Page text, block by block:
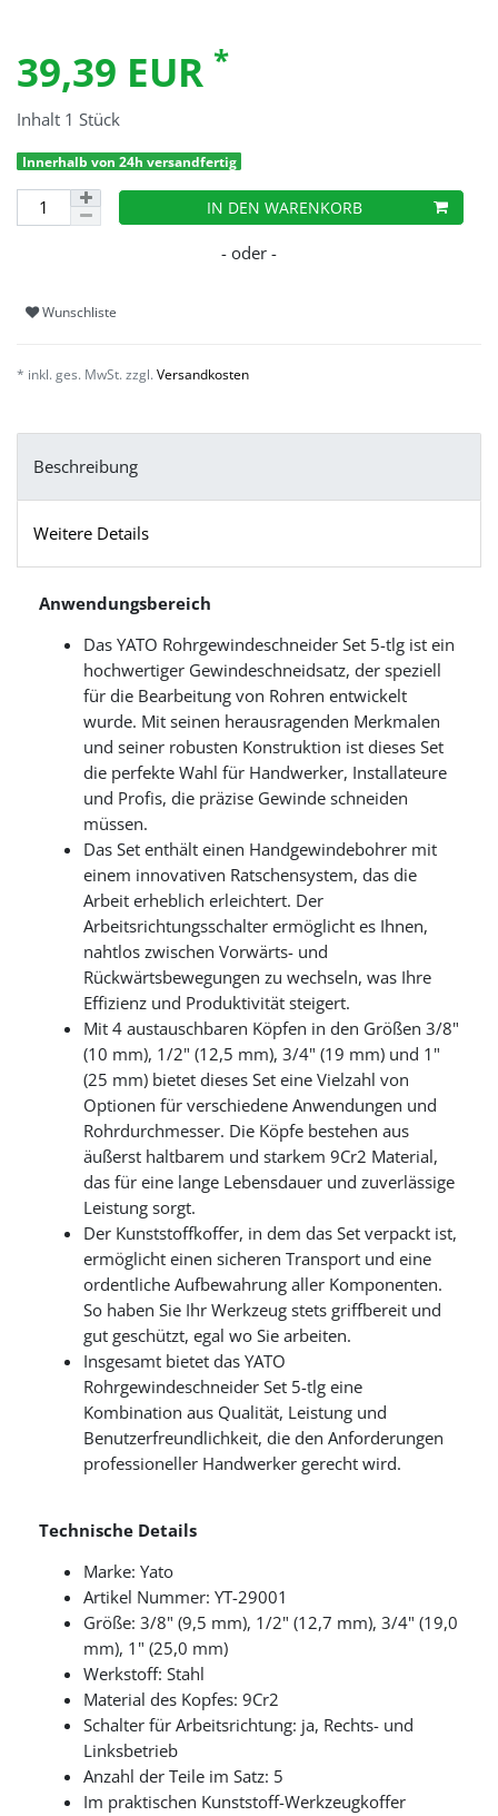
39,39 EUR *
Inhalt 1 Stück
Innerhalb von 24h versandfertig
IN DEN WARENKORB
Wunschliste
* inkl. ges. MwSt. zzgl. Versandkosten
Beschreibung
Weitere Details
Anwendungsbereich
Das YATO Rohrgewindeschneider Set 5-tlg ist ein
hochwertiger Gewindeschneidsatz, der speziell
für die Bearbeitung von Rohren entwickelt
wurde. Mit seinen herausragenden Merkmalen
und seiner robusten Konstruktion ist dieses Set
die perfekte Wahl für Handwerker, Installateure
und Profis, die präzise Gewinde schneiden
müssen.
Das Set enthält einen Handgewindebohrer mit
einem innovativen Ratschensystem, das die
Arbeit erheblich erleichtert. Der
Arbeitsrichtungsschalter ermöglicht es Ihnen,
nahtlos zwischen Vorwärts- und
Rückwärtsbewegungen zu wechseln, was Ihre
Effizienz und Produktivität steigert.
Mit 4 austauschbaren Köpfen in den Größen 3/8"
(10 mm), 1/2" (12,5 mm), 3/4" (19 mm) und 1"
(25 mm) bietet dieses Set eine Vielzahl von
Optionen für verschiedene Anwendungen und
Rohrdurchmesser. Die Köpfe bestehen aus
äußerst haltbarem und starkem 9Cr2 Material,
das für eine lange Lebensdauer und zuverlässige
Leistung sorgt.
Der Kunststoffkoffer, in dem das Set verpackt ist,
ermöglicht einen sicheren Transport und eine
ordentliche Aufbewahrung aller Komponenten.
So haben Sie Ihr Werkzeug stets griffbereit und
gut geschützt, egal wo Sie arbeiten.
Insgesamt bietet das YATO
Rohrgewindeschneider Set 5-tlg eine
Kombination aus Qualität, Leistung und
Benutzerfreundlichkeit, die den Anforderungen
professioneller Handwerker gerecht wird.
Technische Details
Marke: Yato
Artikel Nummer: YT-29001
Größe: 3/8" (9,5 mm), 1/2" (12,7 mm), 3/4" (19,0
mm), 1" (25,0 mm)
Werkstoff: Stahl
Material des Kopfes: 9Cr2
Schalter für Arbeitsrichtung: ja, Rechts- und
Linksbetrieb
Anzahl der Teile im Satz: 5
Im praktischen Kunststoff-Werkzeugkoffer